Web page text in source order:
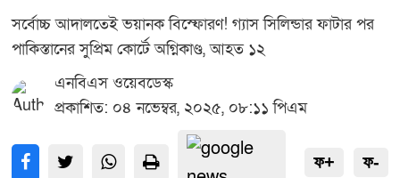
সর্বোচ্চ আদালতেই ভয়ানক বিস্ফোরণ! গ্যাস সিলিন্ডার ফাটার পর
পাকিস্তানের সুপ্রিম কোর্টে অগ্নিকাণ্ড, আহত ১২
এনবিএস ওয়েবডেস্ক
প্রকাশিত: ০৪ নভেম্বর, ২০২৫, ০৮:১১ পিএম
ফ+ ফ-